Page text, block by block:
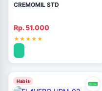
CREMOMIL STD
Rp. 51.000
Habis